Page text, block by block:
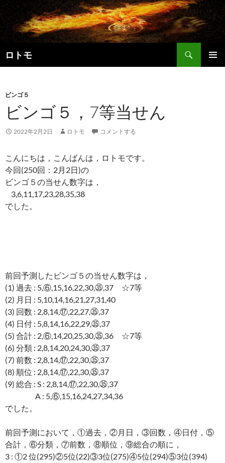
コ
ン
テ
ン
ツ
へ
ロトモ
索
ビンゴ５
ビンゴ５，7等当せん
2022年2月2日 ロトモ コメントする
こんにちは，こんばんは，ロトモです。
今回(250回：2月2日)の
ビンゴ５の当せん数字は，
3,6,11,17,23,28,35,38
でした。
前回予測したビンゴ５の当せん数字は，
(1) 過去 : 5,⑥,15,16,22,30,㉟,37 ☆7等
(2) 月日 : 5,10,14,16,21,27,31,40
(3) 回数 : 2,8,14,⑰,22,27,㉟,37
(4) 日付 : 5,8,14,16,22,29,㉟,37
(5) 合計 : 2,⑥,14,20,25,30,㉟,36 ☆7等
(6) 分類 : 2,8,14,20,24,30,㉟,37
(7) 前数 : 2,8,14,⑰,22,30,㉟,37
(8) 順位 : 2,8,14,⑰,22,30,㉟,37
(9) 総合 : S : 2,8,14,⑰,22,30,㉟,37
A : 5,⑥,15,16,24,27,34,36
でした。
前回予測において，①過去，②月日，③回数，④日付，⑤
合計，⑥分類，⑦前数，⑧順位，⑨総合の順に，
3 : ①2 位(295)②5位(22)③3位(275)④5位(294)⑤3位(394)